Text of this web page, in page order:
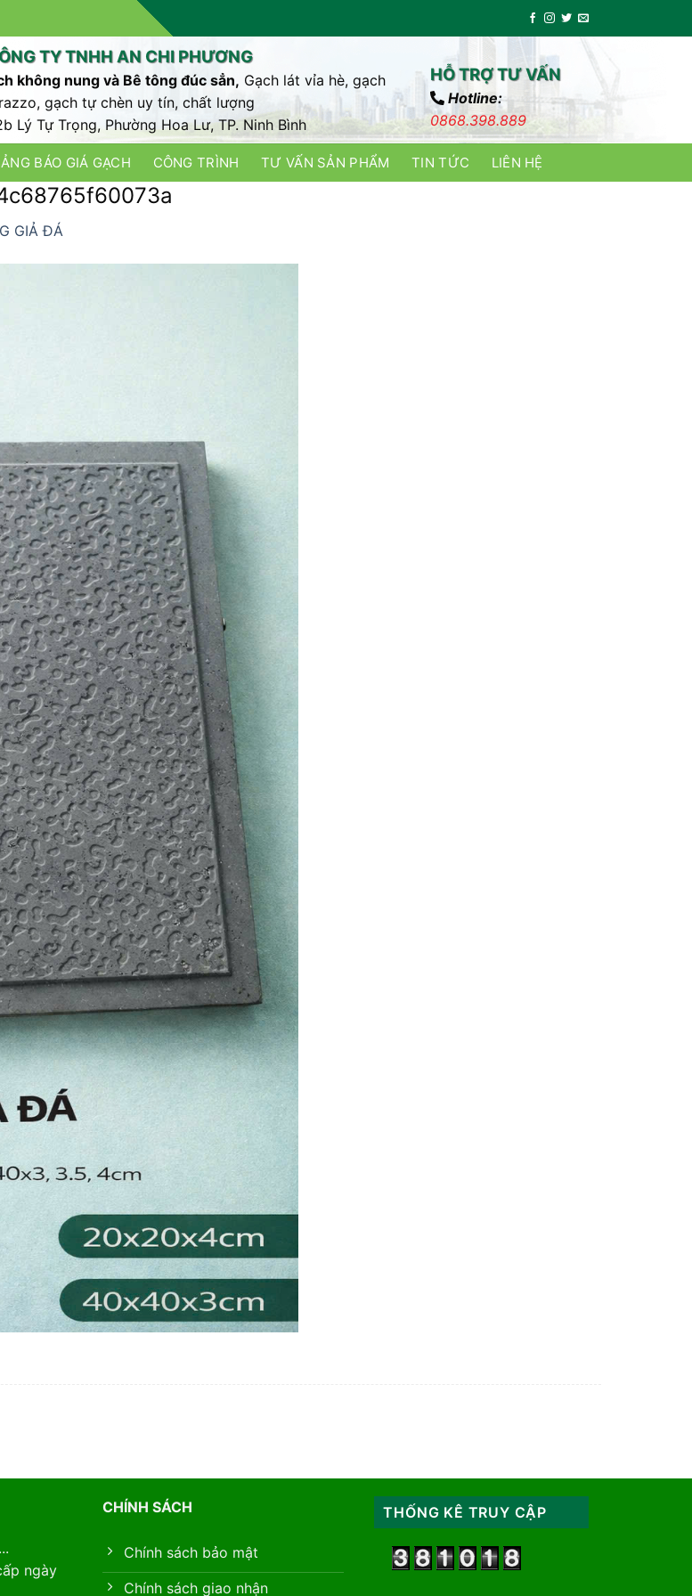
TY TNHH AN CHI PHƯƠNG
không nung và Bê tông đúc sẳn, Gạch lát vỉa hè, gạch
gạch tự chèn uy tín, chất lượng
Lý Tự Trọng, Phường Hoa Lư, TP. Ninh Bình
HỖ TRỢ TƯ VẤN
Hotline:
0868.398.889
BÁO GIÁ GẠCH CÔNG TRÌNH TƯ VẤN SẢN PHẨM TIN TỨC LIÊN HỆ
GIẢ ĐÁ
ngày
CHÍNH SÁCH
Chính sách bảo mật
Chính sách giao nhận
THỐNG KÊ TRUY CẬP